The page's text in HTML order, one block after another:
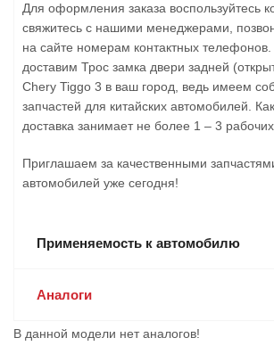
Для оформления заказа воспользуйтесь
свяжитесь с нашими менеджерами,
на сайте номерам контактных
доставим Трос замка двери задней
Chery Tiggo 3 в ваш город, ведь имеем
запчастей для китайских автомобилей.
доставка занимает не более 1 – 3
Приглашаем за качественными
автомобилей уже сегодня!
Применяемость к автомобилю
Аналоги
В данной модели нет аналогов!